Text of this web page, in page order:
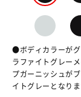
●ボディカラーがグ
ラファイトグレー
プガーニッシュが
イトグレーとなりま